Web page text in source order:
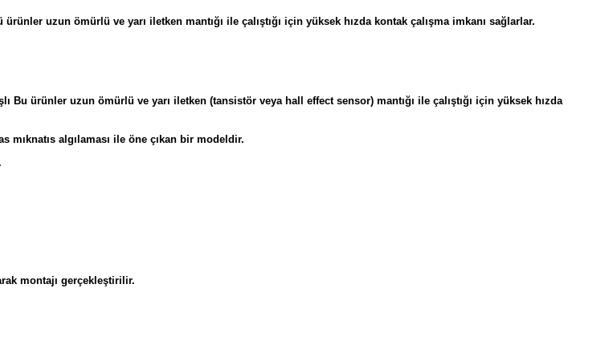
uzun ömürlü ve yarı iletken mantığı ile çalıştığı için yüksek hızda kontak çalışma imkanı sağlarlar.
ürünler uzun ömürlü ve yarı iletken (tansistör veya hall effect sensor) mantığı ile çalıştığı için yüksek hızda
algılaması ile öne çıkan bir modeldir.
montajı gerçekleştirilir.